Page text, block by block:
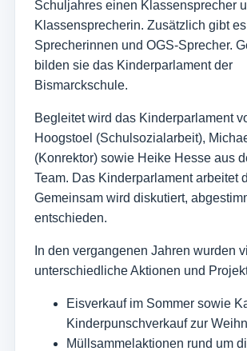
Schuljahres einen Klassensprecher
Klassensprecherin. Zusätzlich gibt
Sprecherinnen und OGS-Sprecher.
bilden sie das Kinderparlament der
Bismarckschule.
Begleitet wird das Kinderparlament
Hoogstoel (Schulsozialarbeit),
(Konrektor) sowie Heike Hesse aus
Team. Das Kinderparlament arbeitet
Gemeinsam wird diskutiert,
entschieden.
In den vergangenen Jahren wurden
unterschiedliche Aktionen und
Eisverkauf im Sommer sowie
Kinderpunschverkauf zur
Müllsammelaktionen rund um